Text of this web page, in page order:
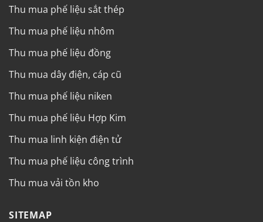
Thu mua phế liệu sắt thép
Thu mua phế liệu nhôm
Thu mua phế liệu đồng
Thu mua dây điện, cáp cũ
Thu mua phế liệu niken
Thu mua phế liệu Hợp Kim
Thu mua linh kiện điện tử
Thu mua phế liệu công trình
Thu mua vải tồn kho
SITEMAP